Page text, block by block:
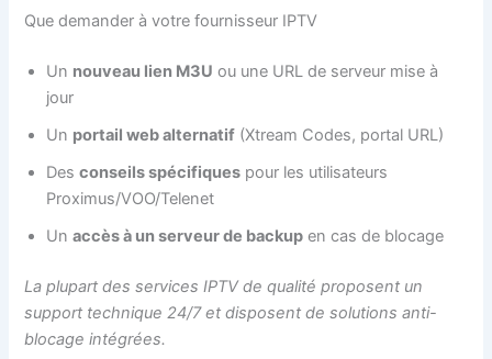
Que demander à votre fournisseur IPTV
Un nouveau lien M3U ou une URL de serveur mise à
jour
Un portail web alternatif (Xtream Codes, portal URL)
Desconseils spécifiques pour les utilisateurs
Proximus/VOO/Telenet
Unaccès à un serveur de backup en cas de blocage
La plupart des services IPTV de qualité proposent un
support technique 24/7 et disposent de solutions anti-
blocage intégrées.